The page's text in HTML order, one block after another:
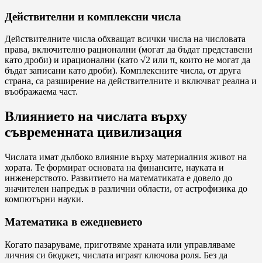
Действителни и комплексни числа
Действителните числа обхващат всички числа на числовата
права, включително рационални (могат да бъдат представени
като дроби) и ирационални (като √2 или π, които не могат да
бъдат записани като дроби). Комплексните числа, от друга
страна, са разширение на действителните и включват реална и
въображаема част.
Влиянието на числата върху
съвременната цивилизация
Числата имат дълбоко влияние върху материалния живот на
хората. Те формират основата на финансите, науката и
инженерството. Развитието на математиката е довело до
значителен напредък в различни области, от астрофизика до
компютърни науки.
Математика в ежедневието
Когато пазаруваме, приготвяме храната или управляваме
личния си бюджет, числата играят ключова роля. Без да